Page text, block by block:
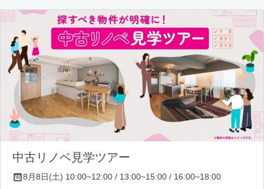
中古リノベ見学ツアー
8月8日(土) 10:00~12:00 / 13:00~15:00 / 16:00~18:00